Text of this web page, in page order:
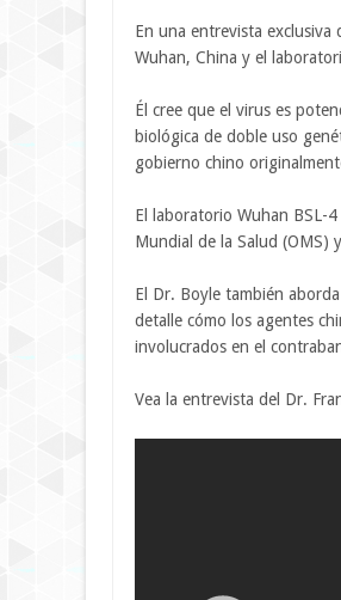
En una entrevista
Wuhan, China y el
Él cree que el virus es
biológica de doble uso
gobierno chino
El laboratorio Wuhan BSL-
Mundial de la Salud (OMS)
El Dr. Boyle también
detalle cómo los agentes
involucrados en el
Vea la entrevista del Dr.